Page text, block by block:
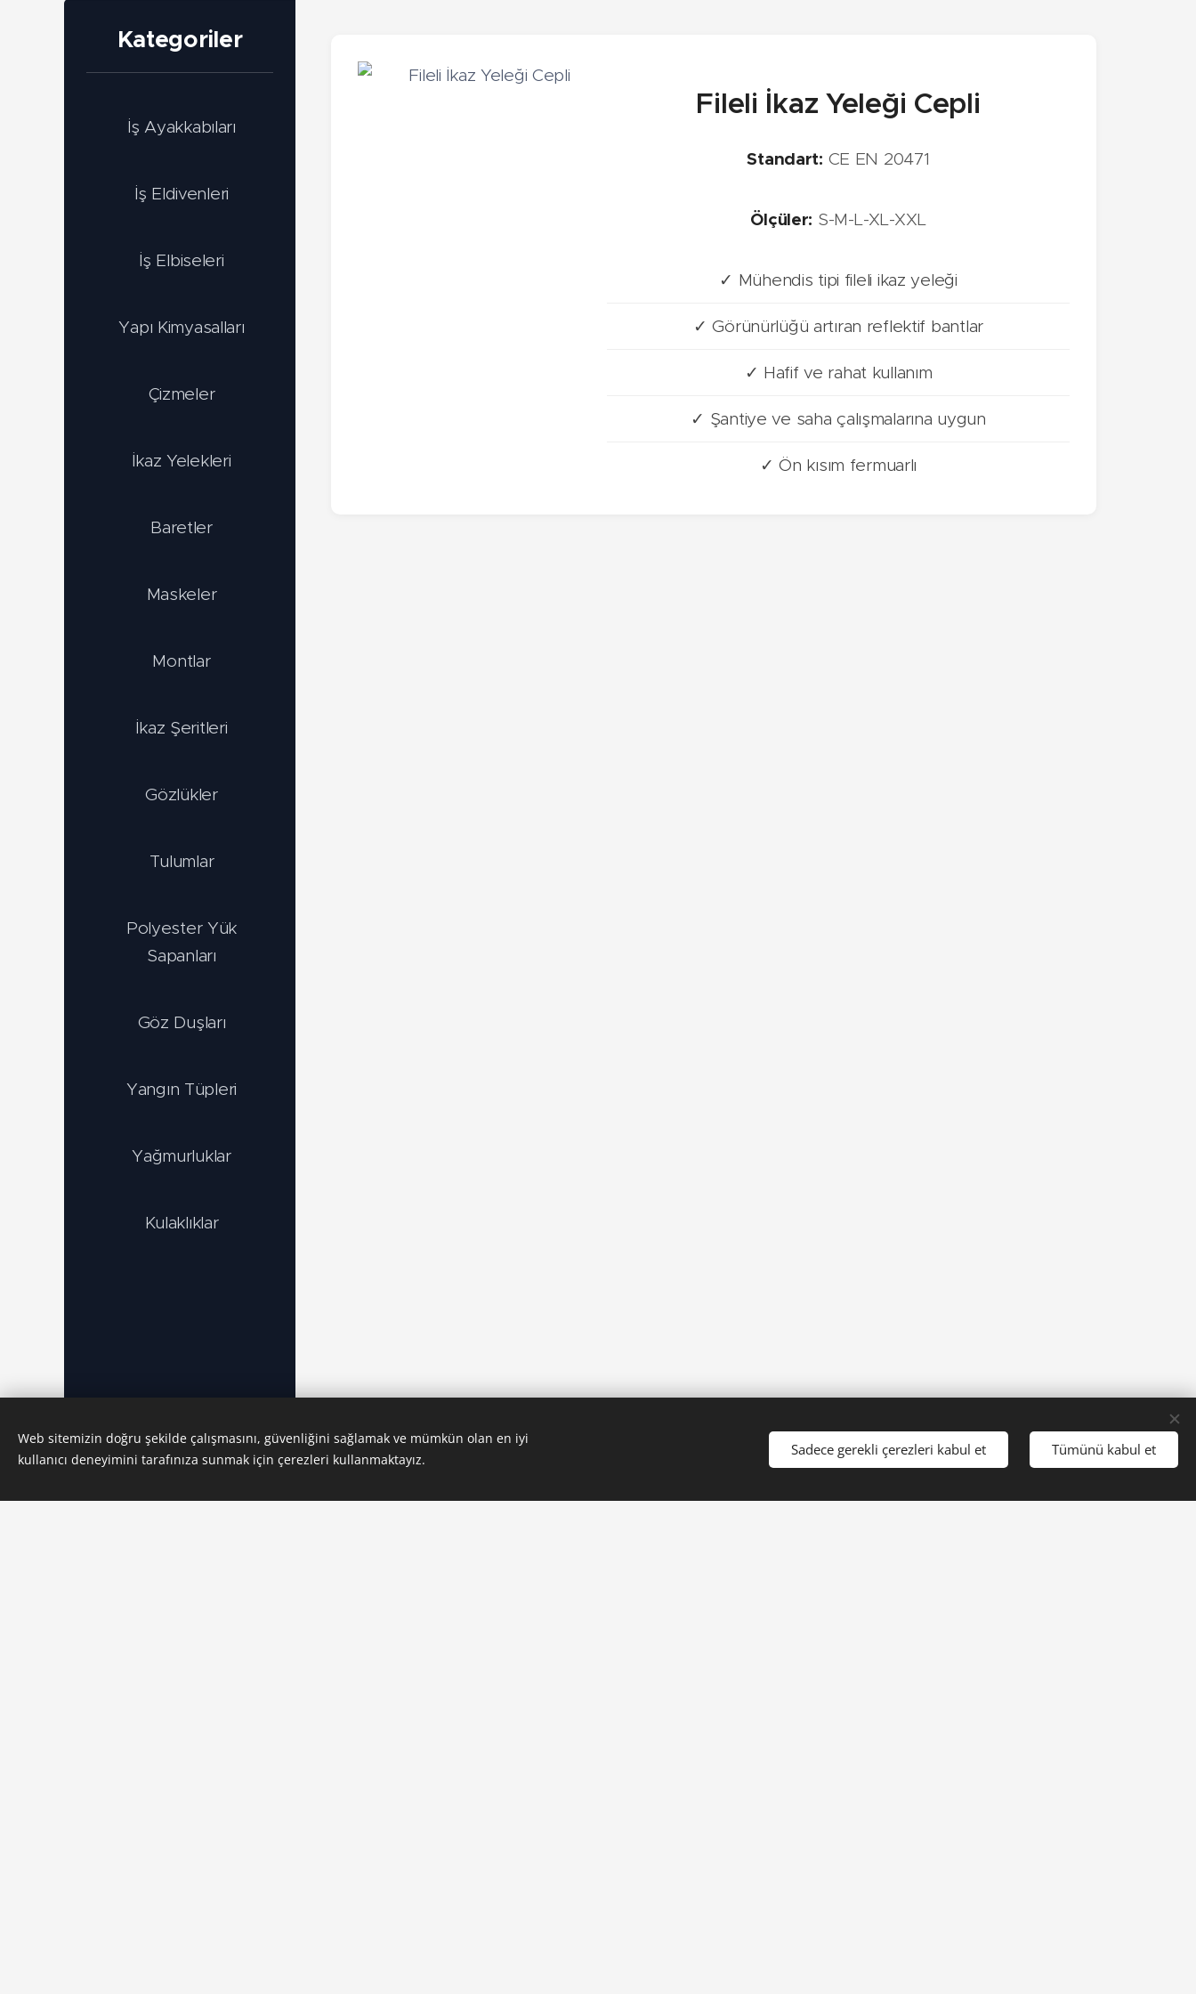
Kategoriler
İş Ayakkabıları
İş Eldivenleri
İş Elbiseleri
Yapı Kimyasalları
Çizmeler
İkaz Yelekleri
Baretler
Maskeler
Montlar
İkaz Şeritleri
Gözlükler
Tulumlar
Polyester Yük
Sapanları
Göz Duşları
Yangın Tüpleri
Yağmurluklar
Kulaklıklar
Fileli İkaz Yeleği Cepli
Standart: CE EN 20471
Ölçüler: S-M-L-XL-XXL
✓ Mühendis tipi fileli ikaz yeleği
✓ Görünürlüğü artıran reflektif bantlar
✓ Hafif ve rahat kullanım
✓ Şantiye ve saha çalışmalarına uygun
✓ Ön kısım fermuarlı
Web sitemizin doğru şekilde çalışmasını, güvenliğini sağlamak ve mümkün olan en iyi
kullanıcı deneyimini tarafınıza sunmak için çerezleri kullanmaktayız.
Sadece gerekli çerezleri kabul et Tümünü kabul et